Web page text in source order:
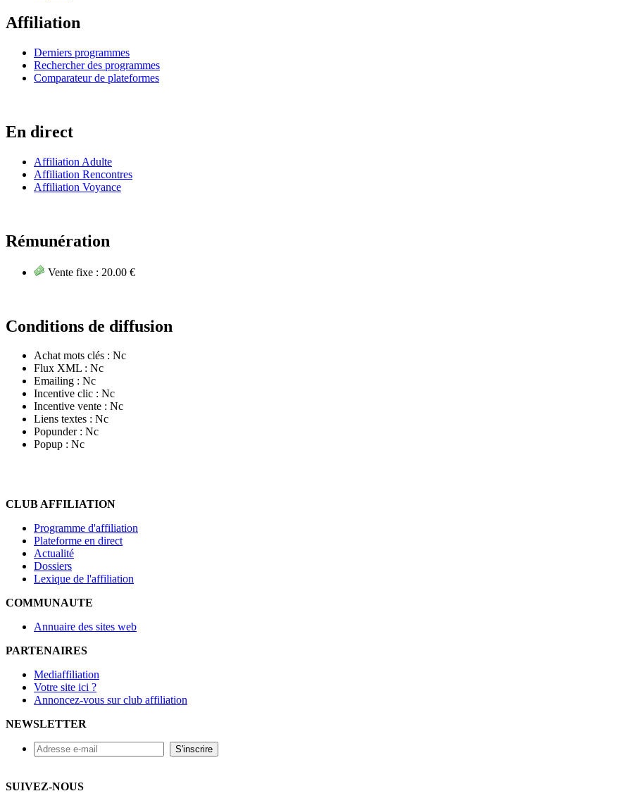
Affiliation
Derniers programmes
Rechercher des programmes
Comparateur de plateformes
En direct
Affiliation Adulte
Affiliation Rencontres
Affiliation Voyance
Rémunération
Vente fixe : 20.00 €
Conditions de diffusion
Achat mots clés : Nc
Flux XML : Nc
Emailing : Nc
Incentive clic : Nc
Incentive vente : Nc
Liens textes : Nc
Popunder : Nc
Popup : Nc
CLUB AFFILIATION
Programme d'affiliation
Plateforme en direct
Actualité
Dossiers
Lexique de l'affiliation
COMMUNAUTE
Annuaire des sites web
PARTENAIRES
Mediaffiliation
Votre site ici ?
Annoncez-vous sur club affiliation
NEWSLETTER
SUIVEZ-NOUS